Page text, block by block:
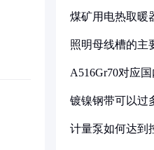
煤矿用电热取暖
照明母线槽的主
A516Gr70对应
镀镍钢带可以过
计量泵如何达到